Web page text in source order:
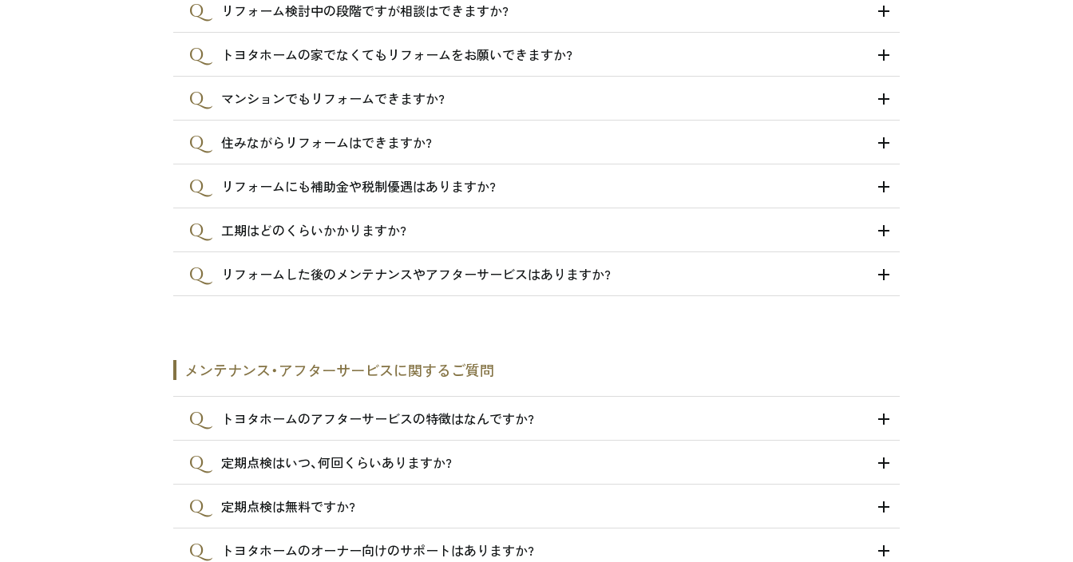
リフォーム検討中の段階ですが相談はできますか?
トヨタホームの家でなくてもリフォームをお願いできますか?
マンションでもリフォームできますか?
住みながらリフォームはできますか?
リフォームにも補助金や税制優遇はありますか?
工期はどのくらいかかりますか?
リフォームした後のメンテナンスやアフターサービスはありますか?
メンテナンス・アフターサービスに関するご質問
トヨタホームのアフターサービスの特徴はなんですか?
定期点検はいつ、何回くらいありますか?
定期点検は無料ですか?
トヨタホームのオーナー向けのサポートはありますか?